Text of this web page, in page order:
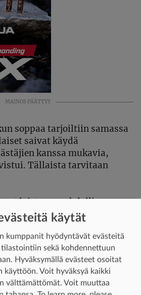
MAINOS PÄÄTTYY
soppaa tarjoiltiin samassa
saivat käydä
kanssa mukavia,
Tällaista tarvitaan
loistava mahdollisuus
tärkeimmistä
tarjota omalle
Perinteisesti tämä
vain maanomistajille.
laajentaa.
käytät
kumppanit hyödyntävät evästeitä
sekä kohdennettuun
Hyväksymällä evästeet osoitat
käyttöön. Voit hyväksyä kaikki
välttämättömät. Voit muuttaa